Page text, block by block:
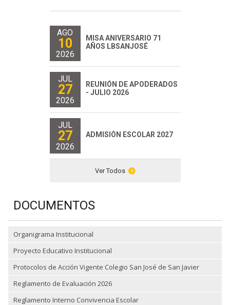
AGO
10
2026
MISA ANIVERSARIO 71
AÑOS LBSANJOSÉ
JUL
27
2026
REUNIÓN DE APODERADOS
- JULIO 2026
JUL
27
2026
ADMISIÓN ESCOLAR 2027
Ver Todos
DOCUMENTOS
Organigrama Institucional
Proyecto Educativo Institucional
Protocolos de Acción Vigente Colegio San José de San Javier
Reglamento de Evaluación 2026
Reglamento Interno Convivencia Escolar